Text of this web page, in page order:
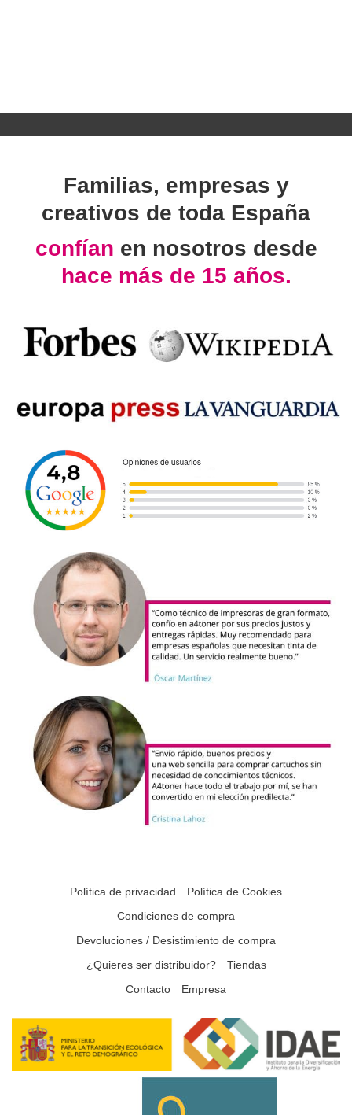
Familias, empresas y
creativos de toda España
confían en nosotros desde
hace más de 15 años.
Política de privacidad
Política de Cookies
Condiciones de compra
Devoluciones / Desistimiento de compra
¿Quieres ser distribuidor?
Tiendas
Contacto
Empresa